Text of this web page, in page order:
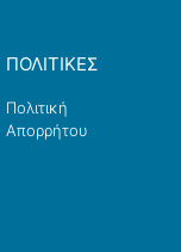
ΠΟΛΙΤΙΚΕΣ
Πολιτική
Απορρήτου